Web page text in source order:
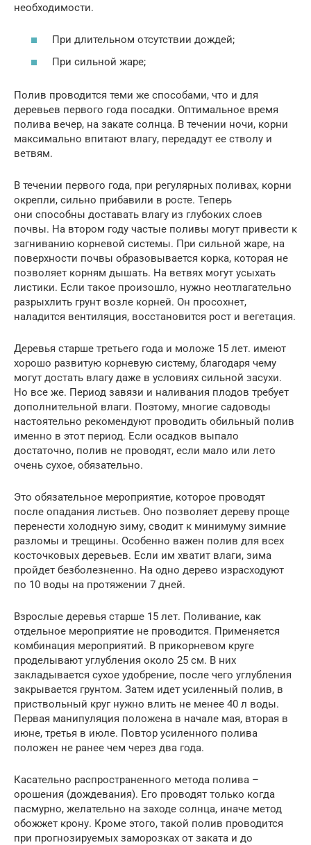
необходимости.
При длительном отсутствии дождей;
При сильной жаре;
Полив проводится теми же способами, что и для
деревьев первого года посадки. Оптимальное время
полива вечер, на закате солнца. В течении ночи, корни
максимально впитают влагу, передадут ее стволу и
ветвям.
В течении первого года, при регулярных поливах, корни
окрепли, сильно прибавили в росте. Теперь
они способны доставать влагу из глубоких слоев
почвы. На втором году частые поливы могут привести к
загниванию корневой системы. При сильной жаре, на
поверхности почвы образовывается корка, которая не
позволяет корням дышать. На ветвях могут усыхать
листики. Если такое произошло, нужно неотлагательно
разрыхлить грунт возле корней. Он просохнет,
наладится вентиляция, восстановится рост и вегетация.
Деревья старше третьего года и моложе 15 лет. имеют
хорошо развитую корневую систему, благодаря чему
могут достать влагу даже в условиях сильной засухи.
Но все же. Период завязи и наливания плодов требует
дополнительной влаги. Поэтому, многие садоводы
настоятельно рекомендуют проводить обильный полив
именно в этот период. Если осадков выпало
достаточно, полив не проводят, если мало или лето
очень сухое, обязательно.
Это обязательное мероприятие, которое проводят
после опадания листьев. Оно позволяет дереву проще
перенести холодную зиму, сводит к минимуму зимние
разломы и трещины. Особенно важен полив для всех
косточковых деревьев. Если им хватит влаги, зима
пройдет безболезненно. На одно дерево израсходуют
по 10 воды на протяжении 7 дней.
Взрослые деревья старше 15 лет. Поливание, как
отдельное мероприятие не проводится. Применяется
комбинация мероприятий. В прикорневом круге
проделывают углубления около 25 см. В них
закладывается сухое удобрение, после чего углубления
закрывается грунтом. Затем идет усиленный полив, в
приствольный круг нужно влить не менее 40 л воды.
Первая манипуляция положена в начале мая, вторая в
июне, третья в июле. Повтор усиленного полива
положен не ранее чем через два года.
Касательно распространенного метода полива –
орошения (дождевания). Его проводят только когда
пасмурно, желательно на заходе солнца, иначе метод
обожжет крону. Кроме этого, такой полив проводится
при прогнозируемых заморозках от заката и до